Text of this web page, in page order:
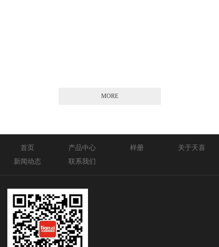
MORE
首页 产品中心 样册
关于天喜
新闻动态
联系我们